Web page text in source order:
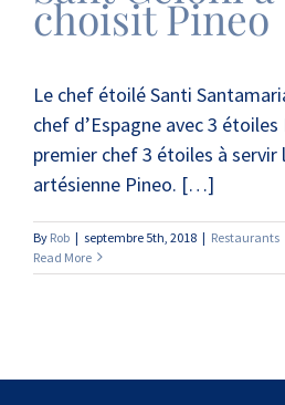
choisit Pineo
Le chef étoilé Santi
chef d’Espagne avec 3
premier chef 3 étoiles à servir
artésienne Pineo. […]
By Rob | septembre 5th, 2018 | Restaurants
Read More